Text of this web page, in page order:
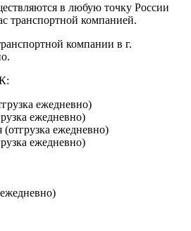
в любую точку России
транспортной компанией.
компании в г.
ежедневно)
ежедневно)
ежедневно)
ежедневно)